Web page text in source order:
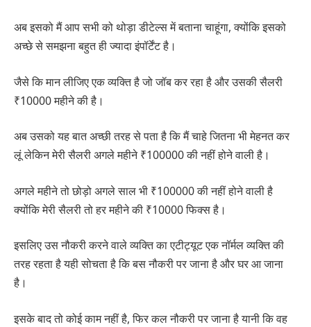
अब इसको मैं आप सभी को थोड़ा डीटेल्स में बताना चाहूंगा, क्योंकि इसको
अच्छे से समझना बहुत ही ज्यादा इंपॉर्टेंट है।
जैसे कि मान लीजिए एक व्यक्ति है जो जॉब कर रहा है और उसकी सैलरी
₹10000 महीने की है।
अब उसको यह बात अच्छी तरह से पता है कि मैं चाहे जितना भी मेहनत कर
लूं लेकिन मेरी सैलरी अगले महीने ₹100000 की नहीं होने वाली है।
अगले महीने तो छोड़ो अगले साल भी ₹100000 की नहीं होने वाली है
क्योंकि मेरी सैलरी तो हर महीने की ₹10000 फिक्स है।
इसलिए उस नौकरी करने वाले व्यक्ति का एटीट्यूट एक नॉर्मल व्यक्ति की
तरह रहता है यही सोचता है कि बस नौकरी पर जाना है और घर आ जाना
है।
इसके बाद तो कोई काम नहीं है, फिर कल नौकरी पर जाना है यानी कि वह